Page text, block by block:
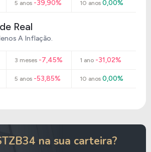
5 anos -39,90% 10 anos0,00%
Real
A Inflação.
3 meses -7,45% 1 ano-31,02%
5 anos -53,85% 10 anos0,00%
na sua carteira?